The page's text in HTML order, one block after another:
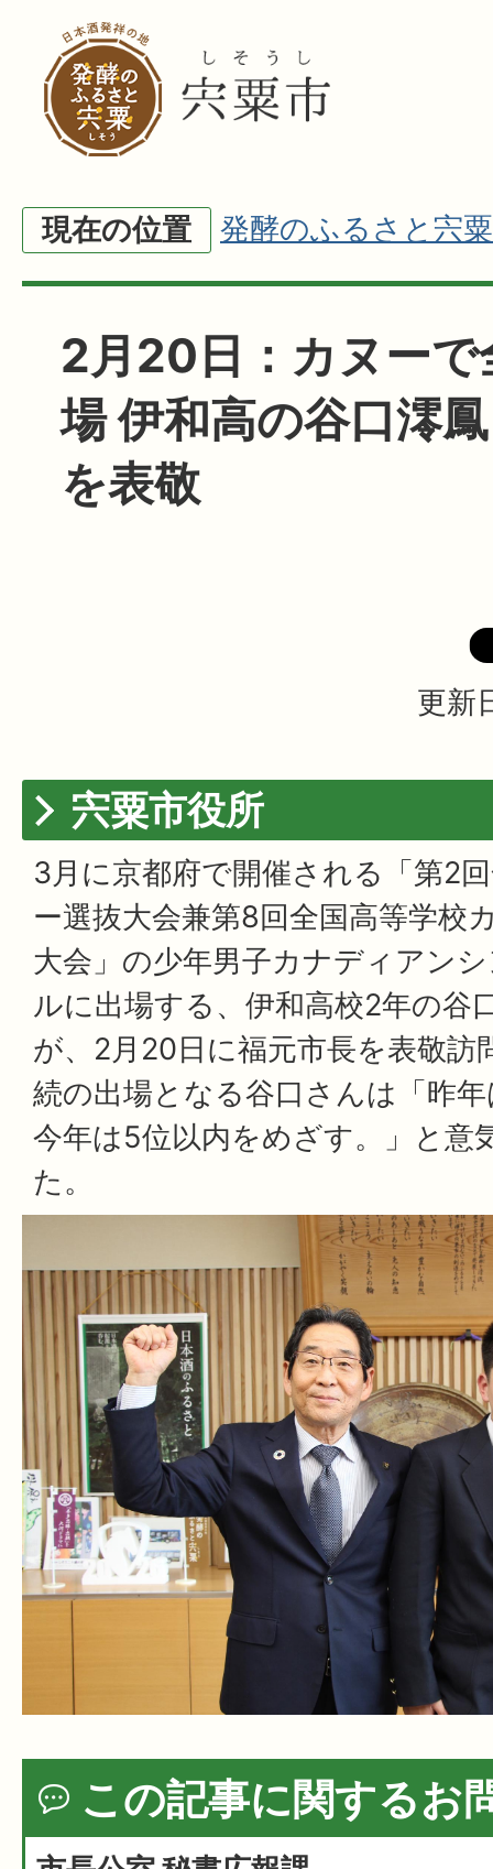
現在の位置 発酵のふるさと宍粟
2月20日：カヌーで
場 伊和高の谷口澪
を表敬
更新
宍粟市役所
3月に京都府で開催される「第2
ー選抜大会兼第8回全国高等学校
大会」の少年男子カナディアン
ルに出場する、伊和高校2年の谷
が、2月20日に福元市長を表敬訪
続の出場となる谷口さんは「昨
今年は5位以内をめざす。」と意
た。
この記事に関するお